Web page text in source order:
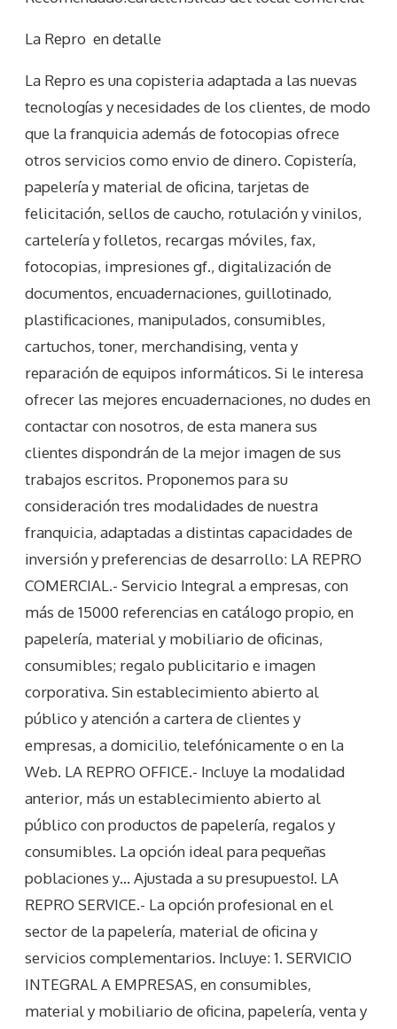
La Repro en detalle
La Repro es una copisteria adaptada a las nuevas
tecnologías y necesidades de los clientes, de modo
que la franquicia además de fotocopias ofrece
otros servicios como envio de dinero. Copistería,
papelería y material de oficina, tarjetas de
felicitación, sellos de caucho, rotulación y vinilos,
cartelería y folletos, recargas móviles, fax,
fotocopias, impresiones gf., digitalización de
documentos, encuadernaciones, guillotinado,
plastificaciones, manipulados, consumibles,
cartuchos, toner, merchandising, venta y
reparación de equipos informáticos. Si le interesa
ofrecer las mejores encuadernaciones, no dudes en
contactar con nosotros, de esta manera sus
clientes dispondrán de la mejor imagen de sus
trabajos escritos. Proponemos para su
consideración tres modalidades de nuestra
franquicia, adaptadas a distintas capacidades de
inversión y preferencias de desarrollo: LA REPRO
COMERCIAL.- Servicio Integral a empresas, con
más de 15000 referencias en catálogo propio, en
papelería, material y mobiliario de oficinas,
consumibles; regalo publicitario e imagen
corporativa. Sin establecimiento abierto al
público y atención a cartera de clientes y
empresas, a domicilio, telefónicamente o en la
Web. LA REPRO OFFICE.- Incluye la modalidad
anterior, más un establecimiento abierto al
público con productos de papelería, regalos y
consumibles. La opción ideal para pequeñas
poblaciones y… Ajustada a su presupuesto!. LA
REPRO SERVICE.- La opción profesional en el
sector de la papelería, material de oficina y
servicios complementarios. Incluye: 1. SERVICIO
INTEGRAL A EMPRESAS, en consumibles,
material y mobiliario de oficina, papelería, venta y